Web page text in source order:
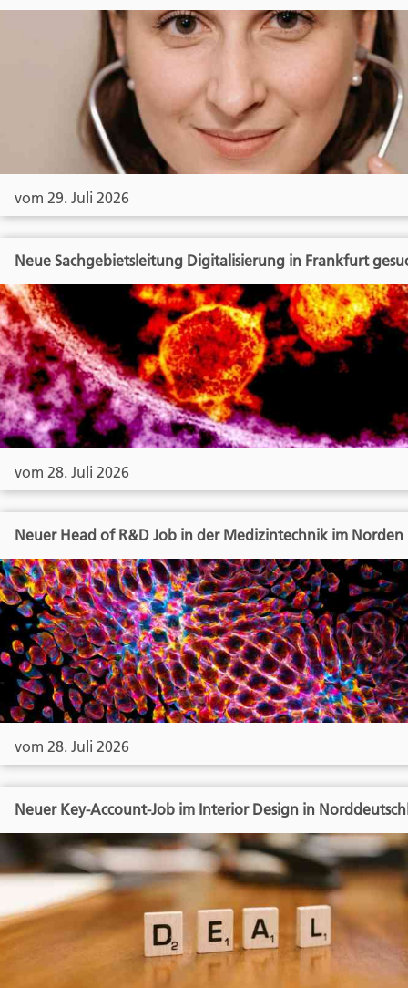
vom 29. Juli 2026
Neue Sachgebietsleitung Digitalisierung in Frankfurt
vom 28. Juli 2026
Neuer Head of R&D Job in der Medizintechnik im Norden
vom 28. Juli 2026
Neuer Key-Account-Job im Interior Design in